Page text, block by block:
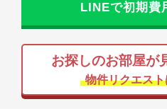
LINEで初期費
お探しのお部屋が
物件リクエス